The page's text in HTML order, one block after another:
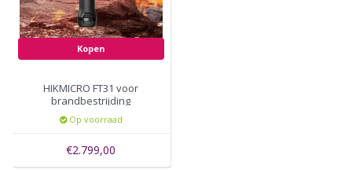
Kopen
HIKMICRO FT31 voor
brandbestrijding
Op voorraad
€2.799,00